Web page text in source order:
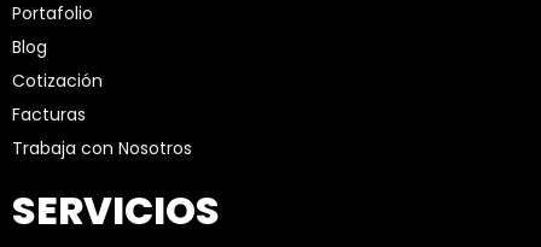
Portafolio
Blog
Cotización
Facturas
Trabaja con Nosotros
SERVICIOS